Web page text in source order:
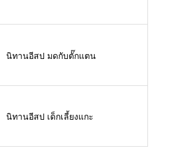
นิทานอีสป มดกับตั๊กแตน
นิทานอีสป เด็กเลี้ยงแกะ